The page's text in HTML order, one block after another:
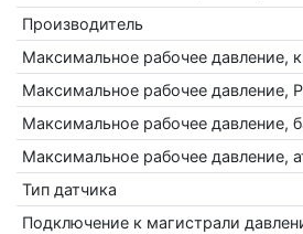
Производитель
Максимальное рабочее давление,
Максимальное рабочее давление,
Максимальное рабочее давление,
Максимальное рабочее давление,
Тип датчика
Подключение к магистрали